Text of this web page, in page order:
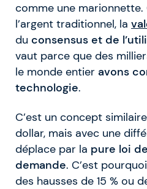
comme une
l’argent traditionnel, la
du consensus et de
vaut parce que des
le monde entier avons
technologie.
C’est un concept
dollar, mais avec une
déplace par la pure loi
demande. C’est
des hausses de 15 % ou